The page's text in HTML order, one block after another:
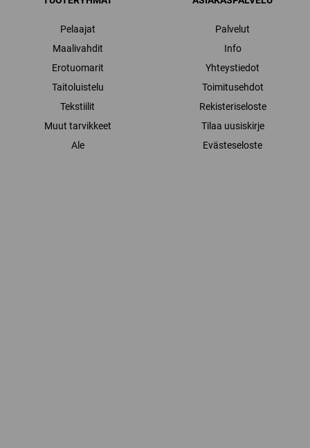
Pelaajat
Maalivahdit
Erotuomarit
Taitoluistelu
Tekstiilit
Muut tarvikkeet
Ale
Palvelut
Info
Yhteystiedot
Toimitusehdot
Rekisteriseloste
Tilaa uusiskirje
Evästeseloste